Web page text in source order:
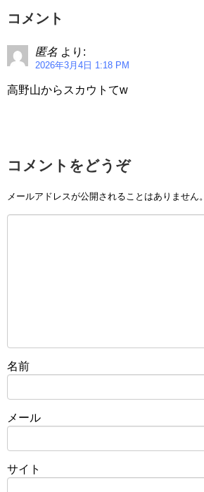
コメント
匿名 より:
2026年3月4日 1:18 PM
高野山からスカウトてw
コメントをどうぞ
メールアドレスが公開されることはありません。
名前
メール
サイト